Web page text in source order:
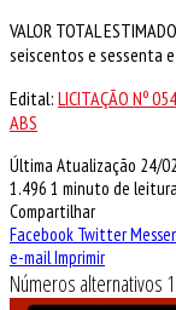
VALOR TOTAL
seiscentos e sessenta e
Edital: LICITAÇÃO Nº
ABS
Última Atualização 24/
1.496 1 minuto de leitura
Compartilhar
Facebook Twitter
e-mailImprimir
Números alternativos